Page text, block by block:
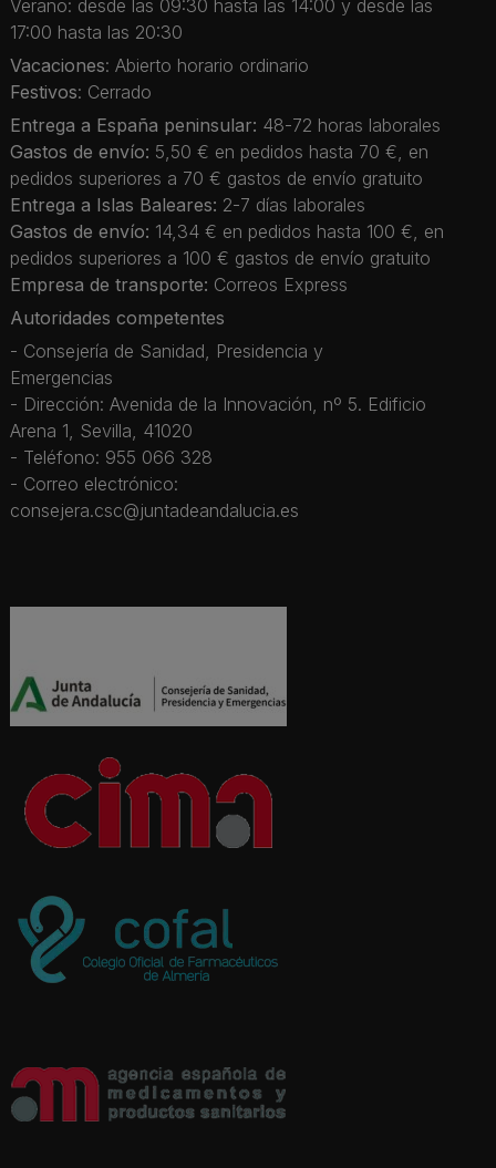
Verano: desde las 09:30 hasta las 14:00 y desde las
17:00 hasta las 20:30
Vacaciones: Abierto horario ordinario
Festivos: Cerrado
Entrega a España peninsular: 48-72 horas laborales
Gastos de envío: 5,50 € en pedidos hasta 70 €, en
pedidos superiores a 70 € gastos de envío gratuito
Entrega a Islas Baleares: 2-7 días laborales
Gastos de envío: 14,34 € en pedidos hasta 100 €, en
pedidos superiores a 100 € gastos de envío gratuito
Empresa de transporte: Correos Express
Autoridades competentes
- Consejería de Sanidad, Presidencia y
Emergencias
- Dirección: Avenida de la Innovación, nº 5. Edificio
Arena 1, Sevilla, 41020
- Teléfono: 955 066 328
- Correo electrónico:
consejera.csc@juntadeandalucia.es